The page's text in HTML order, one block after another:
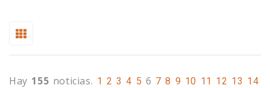
Hay 155 noticias. 1 2 3 4 5 6 7 8 9 10 11 12 13 14